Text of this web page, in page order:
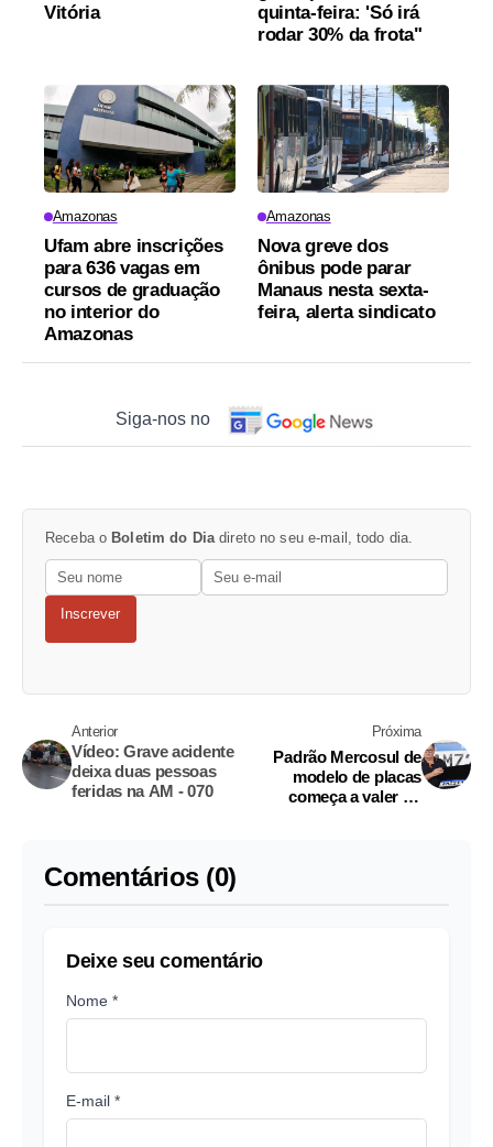
Vitória
quinta-feira: 'Só irá
rodar 30% da frota"
Amazonas
Ufam abre inscrições
para 636 vagas em
cursos de graduação
no interior do
Amazonas
Amazonas
Nova greve dos
ônibus pode parar
Manaus nesta sexta-
feira, alerta sindicato
Siga-nos no
Receba o Boletim do Dia direto no seu e-mail, todo dia.
Inscrever
Anterior
Vídeo: Grave acidente
deixa duas pessoas
feridas na AM - 070
Próxima
Padrão Mercosul de
modelo de placas
começa a valer no
Comentários (0)
Deixe seu comentário
Nome *
E-mail *